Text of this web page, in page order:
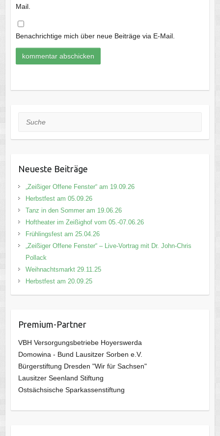
Mail.
Benachrichtige mich über neue Beiträge via E-Mail.
Suche
Neueste Beiträge
„Zeißiger Offene Fenster“ am 19.09.26
Herbstfest am 05.09.26
Tanz in den Sommer am 19.06.26
Hoftheater im Zeißighof vom 05.-07.06.26
Frühlingsfest am 25.04.26
„Zeißiger Offene Fenster“ – Live-Vortrag mit Dr. John-Chris
Pollack
Weihnachtsmarkt 29.11.25
Herbstfest am 20.09.25
Premium-Partner
VBH Versorgungsbetriebe Hoyerswerda
Domowina - Bund Lausitzer Sorben e.V.
Bürgerstiftung Dresden "Wir für Sachsen"
Lausitzer Seenland Stiftung
Ostsächsische Sparkassenstiftung